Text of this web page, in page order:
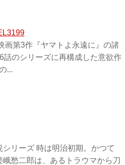
画第3作『ヤマトよ永遠に』の諸
話のシリーズに再構成した意欲作
...
リーズ 時は明治初期。かつて
愁二郎は、あるトラウマから刀